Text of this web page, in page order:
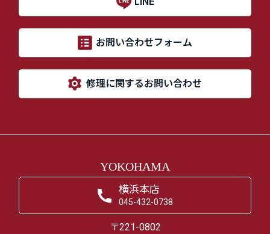
お問い合わせフォーム
修理に関するお問い合わせ
YOKOHAMA
横浜本店
045-432-0738
〒221-0802